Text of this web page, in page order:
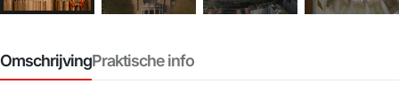
OmschrijvingPraktische info